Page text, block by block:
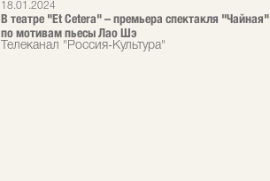
18.01.2024
В театре "Et Cetera" – премьера спектакля "Чайная"
по мотивам пьесы Лао Шэ
Телеканал "Россия-Культура"